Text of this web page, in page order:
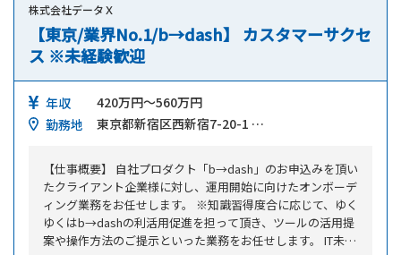
ングを実現。 現在、10万人のエンジニアと750社以上の企業
が利用しています。 将来的には組織支援SaaS『Findy Team
+』の組織スコアリングと『Findy』『Findy Freelance』を
連携することで、働きやすい企業に優秀なエンジニアが集ま
る構造、つまり「つくる人がかがやける」世界観を実現して
まいります。 ■Findyのカスタマーサクセスについて Findy
のカスタマーサクセスはお客様と二人三脚で課題に取り組
ポートが特徴です。 カスタマーサクセスのメンバーはビジ
ネス職ですが、データ分析やエンジニアリングに関する知識
を積極的に学び、業務に活かしています。 【お任せしたい
業務】 ・顧客へのスムーズなサービス導入、および立ち上
げ～運用に向けた支援 ・顧客の採用成功に向けた採用課題
株式会社データＸ
【東京/業界No.1/b→dash】 カスタマーサクセ
ス ※未経験歓迎
年収
420万円～560万円
勤務地
東京都新宿区西新宿7-20-1 …
【仕事概要】 自社プロダクト「b→dash」のお申込みを頂い
たクライアント企業様に対し、運用開始に向けたオンボーデ
ィング業務をお任せします。 ※知識習得度合に応じて、ゆく
ゆくはb→dashの利活用促進を担って頂き、ツールの活用提
案や操作方法のご提示といった業務をお任せします。 IT未経